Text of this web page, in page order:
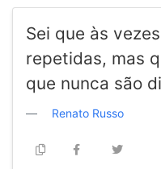
Sei que às
repetidas, mas
que nunca são
Renato Russo